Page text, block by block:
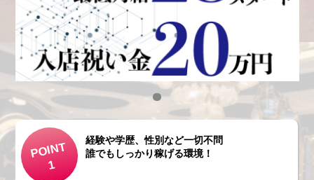
POINT
1
経験や学歴、性別など一切不問
誰でもしっかり稼げる環境！